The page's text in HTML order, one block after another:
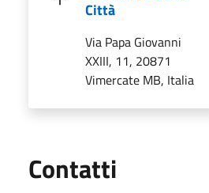
Città
Via Papa Giovanni
XXIII, 11, 20871
Vimercate MB, Italia
Contatti